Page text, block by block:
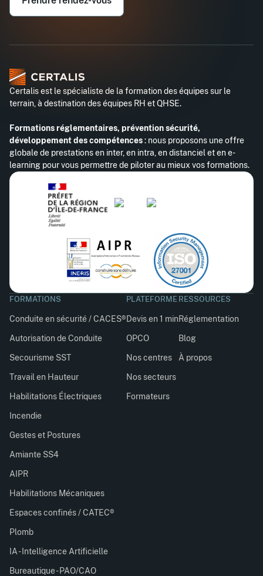
Certalis est le spécialiste de la formation des équipes sur le
terrain, à destination des équipes RH et QHSE.
Formations réglementaires, prévention sécurité,
développement des compétences: nous proposons une offre
globale de prestations en inter, en intra, en distanciel et en e-
learning pour vous permettre de piloter au mieux vos formations.
FORMATIONS
Conduite en sécurité / CACES®
Autorisation de Conduite
Secourisme SST
Travail en Hauteur
Habilitations Électriques
Incendie
Gestes et Postures
Amiante SS4
AIPR
Habilitations Mécaniques
Espaces confinés / CATEC®
Plomb
IA - Intelligence Artificielle
Bureautique - PAO/CAO
PLATEFORME
Devis en 1 min
OPCO
Nos centres
Nos secteurs
Formateurs
RESSOURCES
Réglementation
Blog
À propos